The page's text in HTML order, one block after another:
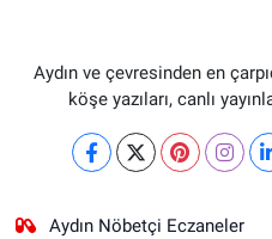
Aydın ve çevresinden en
köşe yazıları, canlı
Aydın Nöbetçi Eczaneler